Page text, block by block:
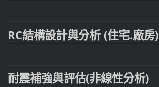
RC結構設計與分析 (住宅.廠房)
耐震補強與評估(非線性分析)